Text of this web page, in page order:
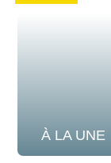
À LA UNE